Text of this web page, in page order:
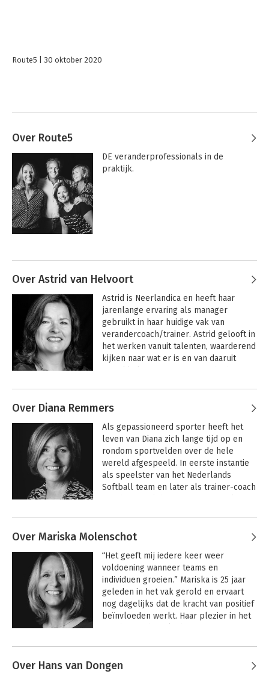
Route5 30 oktober 2020
Over Route5
DE veranderprofessionals in de
praktijk.
Over Astrid van Helvoort
Astrid is Neerlandica en heeft haar
jarenlange ervaring als manager
gebruikt in haar huidige vak van
verandercoach/trainer. Astrid gelooft in
het werken vanuit talenten, waarderend
kijken naar wat er is en van daaruit
haar persoonlijke missie. Deze geeft
enerverende workshops en impactvolle
leiderschapstrajecten. Kenmerkende
woorden voor Astrid zijn:
betrokkenheid, aanstekelijkheid,
humor, hoge schakelsnelheid, positief.
Haar aanpak kenmerkt zich door:
Bij het schrijven van Change or Die.nu
komen haar liefde voor de Nederlandse
taal en haar werk als
veranderprofessional in de praktijk
samen.
Over Diana Remmers
Als gepassioneerd sporter heeft het
leven van Diana zich lange tijd op en
rondom sportvelden over de hele
wereld afgespeeld. In eerste instantie
als speelster van het Nederlands
Softball team en later als trainer-coach
ontwikkelen om samen tot grootse
gegroeid. Haar persoonlijke missie is
‘het verschil maken in de ontwikkeling
van organisaties, teams en mensen.’
Diana geeft invulling aan deze missie
tijdens de individuele en teamtrajecten
die zij met passie en betrokkenheid
doelgericht en heeft het vermogen om
Over Mariska Molenschot
“Het geeft mij iedere keer weer
voldoening wanneer teams en
individuen groeien.” Mariska is 25 jaar
geleden in het vak gerold en ervaart
nog dagelijks dat de kracht van positief
beïnvloeden werkt. Haar plezier in het
persoonlijke overtuiging is dat iedereen
Over Hans van Dongen